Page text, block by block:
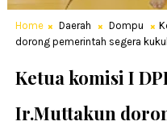
Home Daerah Dompu
dorong pemerintah segera
Ketua komisi I
Ir.Muttakun